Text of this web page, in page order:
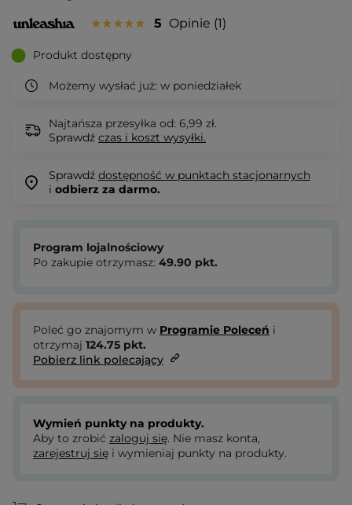
5 Opinie 1
Produkt dostępny
Możemy wysłać już: w poniedziałek
Najtańsza przesyłka od: 6,99 zł.
Sprawdź czas i koszt wysyłki.
Sprawdź dostępność w punktach stacjonarnych
i odbierz za darmo.
Program lojalnościowy
Po zakupie otrzymasz: 49.90 pkt.
Poleć go znajomym w Programie Poleceń i
otrzymaj 124.75 pkt.
Pobierz link polecający
Wymień punkty na produkty.
Aby to zrobić zaloguj się. Nie masz konta,
zarejestruj się i wymieniaj punkty na produkty.